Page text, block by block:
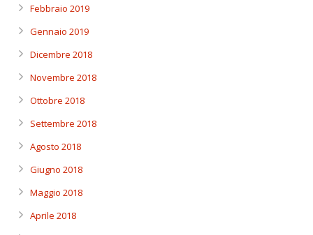
Febbraio 2019
Gennaio 2019
Dicembre 2018
Novembre 2018
Ottobre 2018
Settembre 2018
Agosto 2018
Giugno 2018
Maggio 2018
Aprile 2018